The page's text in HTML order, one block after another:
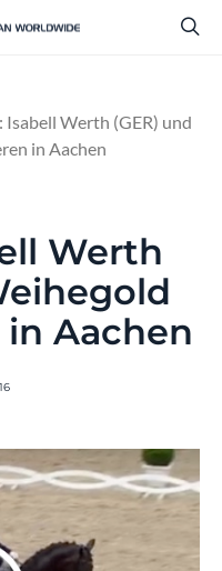
Isabell Werth (GER) und
in Aachen
Werth
Aachen